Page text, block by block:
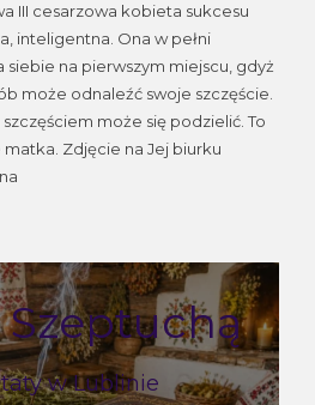
Tarota
III
Cesarzowa
III cesarzowa kobieta sukcesu
inteligentna. Ona w pełni
na pierwszym miejscu, gdyż
może odnaleźć swoje szczęście.
może się podzielić. To
Zdjęcie na Jej biurku
w Lublinie